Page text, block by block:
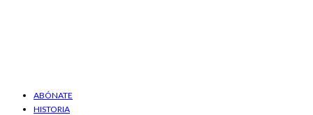
ABÓNATE
HISTORIA